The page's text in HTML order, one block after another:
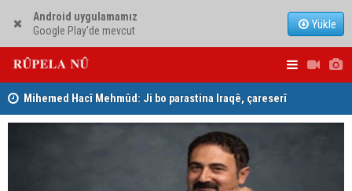
Android uygulamamız
Google Play'de mevcut
Yükle
Mihemed Hacî Mehmûd: Ji bo parastina Iraqê, çareserî
sîstema konfederalî ye Dîcleyê